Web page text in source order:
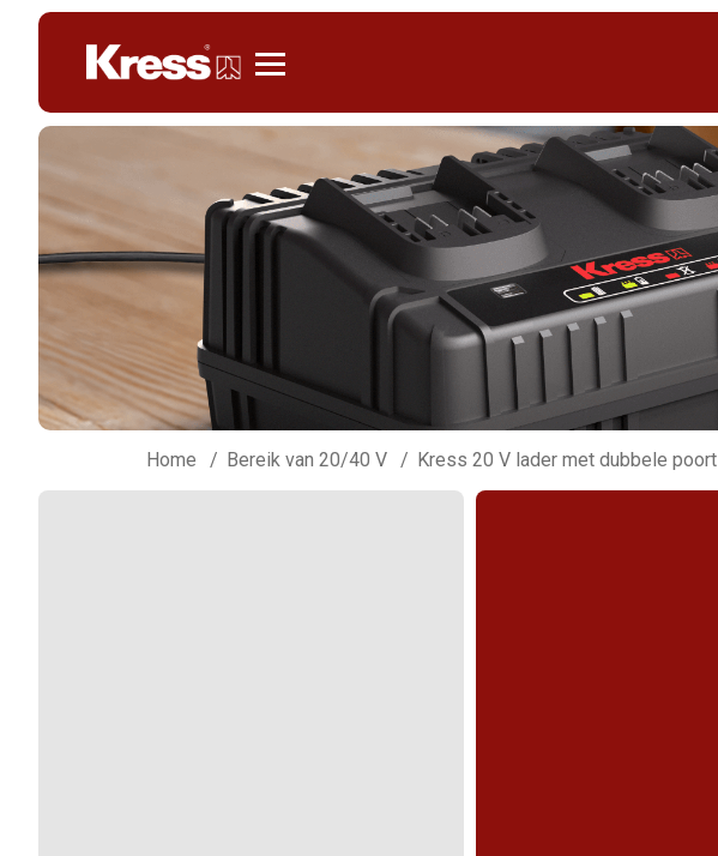
Home Bereik van 20/40 V Kress 20 V lader met dubbele poort